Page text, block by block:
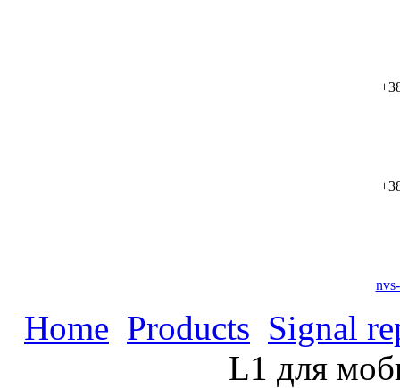
Home Products Signal
L1 для